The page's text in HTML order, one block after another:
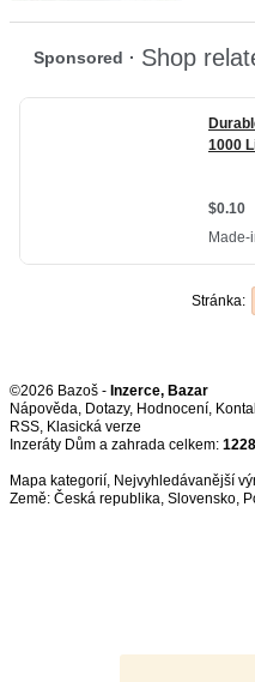
Stránka:
©2026 Bazoš - Inzerce, Bazar
Nápověda, Dotazy, Hodnocení,
RSS,
Inzeráty Dům a zahrada celkem:
Mapa kategorií, Nejvyhledávanější
Země: Česká republika, Slovensko,